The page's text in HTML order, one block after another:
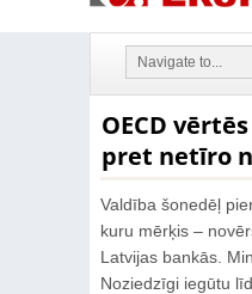
OECD
pret netīro
Valdība šonedēļ
kuru mērķis –
Latvijas bankās.
Noziedzīgi iegūtu